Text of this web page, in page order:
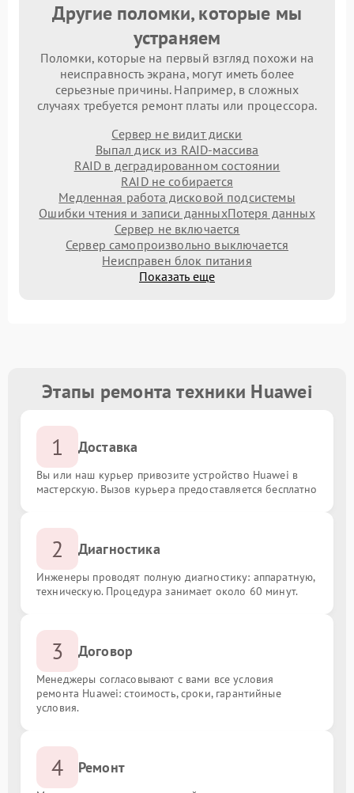
Другие поломки, которые мы
устраняем
Поломки, которые на первый взгляд похожи на
неисправность экрана, могут иметь более
серьезные причины. Например, в сложных
случаях требуется ремонт платы или процессора.
Сервер не видит диски
Выпал диск из RAID-массива
RAID в деградированном состоянии
RAID не собирается
Медленная работа дисковой подсистемы
Ошибки чтения и записи данныхПотеря данных
Сервер не включается
Сервер самопроизвольно выключается
Неисправен блок питания
Показать еще
Этапы ремонта техники Huawei
1 Доставка
Вы или наш курьер привозите устройство Huawei в
мастерскую. Вызов курьера предоставляется бесплатно
2 Диагностика
Инженеры проводят полную диагностику: аппаратную,
техническую. Процедура занимает около 60 минут.
3 Договор
Менеджеры согласовывают с вами все условия
ремонта Huawei: стоимость, сроки, гарантийные
условия.
4 Ремонт